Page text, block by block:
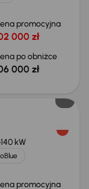
promocyjna
000 zł
po obniżce
000 zł
140 kW
promocyjna